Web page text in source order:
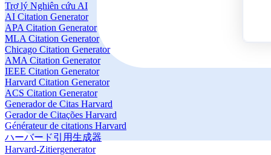
Trợ lý Nghiên cứu AI
AI Citation Generator
APA Citation Generator
MLA Citation Generator
Chicago Citation Generator
AMA Citation Generator
IEEE Citation Generator
Harvard Citation Generator
ACS Citation Generator
Generador de Citas Harvard
Gerador de Citações Harvard
Générateur de citations Harvard
ハーバード引用生成器
Harvard-Zitiergenerator